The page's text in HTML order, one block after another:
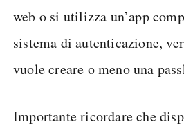
web o si utilizza un’app
sistema di autenticazione,
vuole creare o meno una
Importante ricordare che